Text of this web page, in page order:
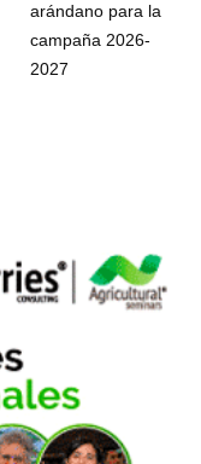
arándano para la
campaña 2026-
2027